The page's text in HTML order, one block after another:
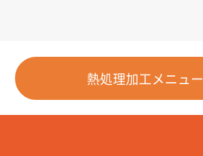
熱処理加工メニュー